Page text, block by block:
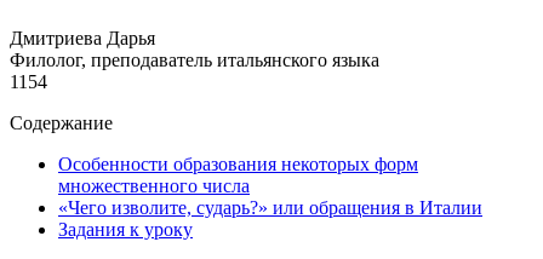
Дмитриева Дарья
Филолог, преподаватель итальянского языка
1154
Содержание
Особенности образования некоторых форм
множественного числа
«Чего изволите, сударь?» или обращения в Италии
Задания к уроку